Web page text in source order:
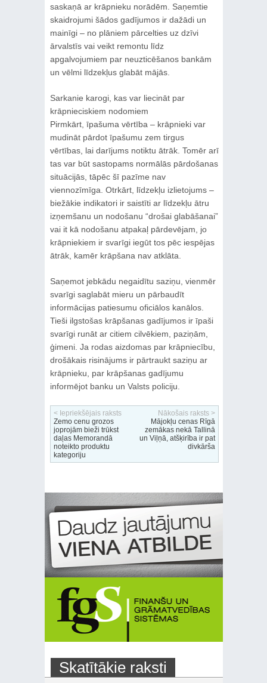
saskaņā ar krāpnieku norādēm. Saņemtie
skaidrojumi šādos gadījumos ir dažādi un
mainīgi – no plāniem pārcelties uz dzīvi
ārvalstīs vai veikt remontu līdz
apgalvojumiem par neuzticēšanos bankām
un vēlmi līdzekļus glabāt mājās.
Sarkanie karogi, kas var liecināt par
krāpnieciskiem nodomiem
Pirmkārt, īpašuma vērtība – krāpnieki var
mudināt pārdot īpašumu zem tirgus
vērtības, lai darījums notiktu ātrāk. Tomēr arī
tas var būt sastopams normālās pārdošanas
situācijās, tāpēc šī pazīme nav
viennozīmīga. Otrkārt, līdzekļu izlietojums –
biežākie indikatori ir saistīti ar līdzekļu ātru
izņemšanu un nodošanu “drošai glabāšanai”
vai it kā nodošanu atpakaļ pārdevējam, jo
krāpniekiem ir svarīgi iegūt tos pēc iespējas
ātrāk, kamēr krāpšana nav atklāta.
Saņemot jebkādu negaidītu saziņu, vienmēr
svarīgi saglabāt mieru un pārbaudīt
informācijas patiesumu oficiālos kanālos.
Tieši ilgstošas krāpšanas gadījumos ir īpaši
svarīgi runāt ar citiem cilvēkiem, paziņām,
ģimeni. Ja rodas aizdomas par krāpniecību,
drošākais risinājums ir pārtraukt saziņu ar
krāpnieku, par krāpšanas gadījumu
informējot banku un Valsts policiju.
< Iepriekšējais raksts
Zemo cenu grozos
joprojām bieži trūkst
daļas Memorandā
noteikto produktu
kategoriju
Nākošais raksts >
Mājokļu cenas Rīgā
zemākas nekā Tallinā
un Viļņā, atšķirība ir pat
divkārša
Skatītākie raksti